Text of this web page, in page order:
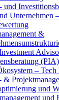
und
Unternehmen
&
(PIA)
– Tech
&
und
und